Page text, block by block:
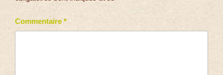
Commentaire *